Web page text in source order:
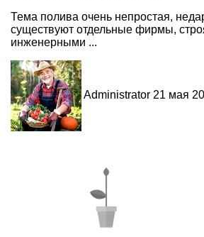
Тема полива очень непростая,
существуют отдельные фирмы,
инженерными ...
Administrator 21 мая